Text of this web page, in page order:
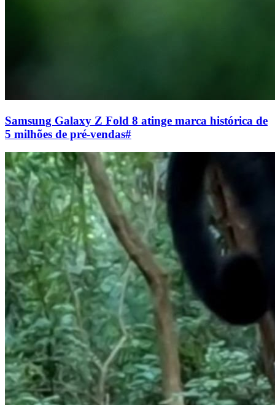
Samsung Galaxy Z Fold 8 atinge marca histórica de
5 milhões de pré-vendas#